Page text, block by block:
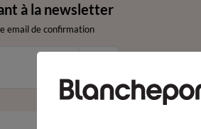
à la newsletter
email de confirmation